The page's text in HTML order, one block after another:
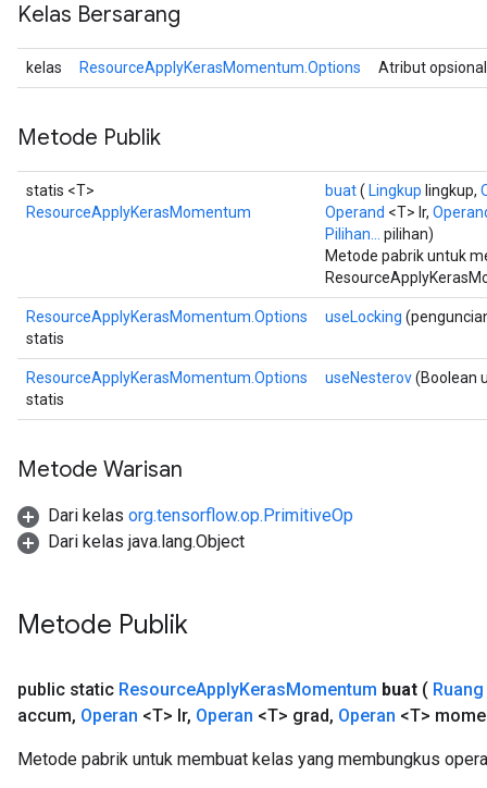
Kelas Bersarang
kelas ResourceApplyKerasMomentum.Options Atribut
Metode Publik
statis <T>
ResourceApplyKerasMomentum
buat( Lingkup lingkup,
Operand <T> lr,
Pilihan...
pilihan)
Metode pabrik untuk
ResourceApplyKerasMomentum.Options
statis
useLocking
ResourceApplyKerasMomentum.Options
statis
useNesterov(Boolean
Metode Warisan
Dari kelas org.tensorflow.op.PrimitiveOp
Dari kelas java.lang.Object
Metode Publik
public static ResourceApplyKerasMomentum buat (
accum, Operan <T> lr, Operan <T> grad, Operan <T>
Metode pabrik untuk membuat kelas yang membungkus